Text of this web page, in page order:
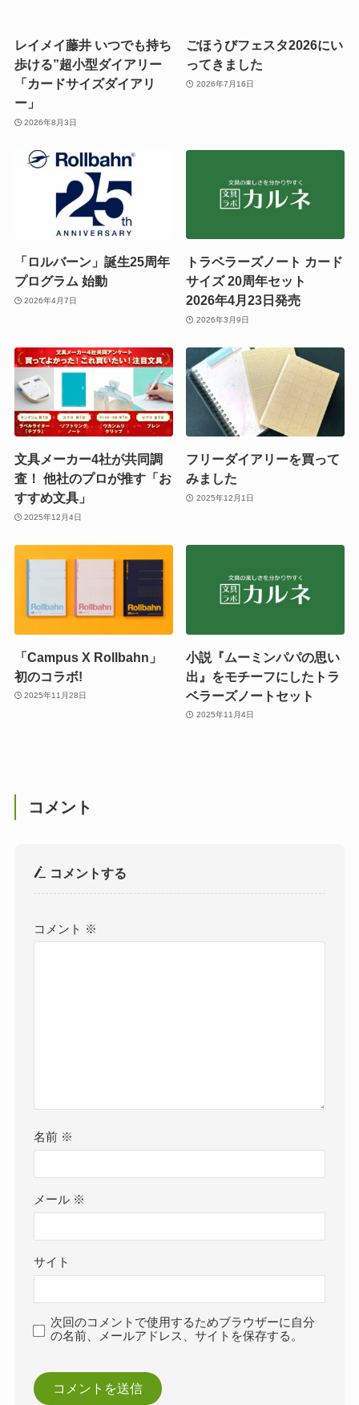
レイメイ藤井 いつでも持ち
歩ける”超小型ダイアリー
「カードサイズダイアリ
ー」
2026年8月3日
ごほうびフェスタ2026にい
ってきました
2026年7月16日
「ロルバーン」誕生25周年
プログラム 始動
2026年4月7日
トラベラーズノート カード
サイズ 20周年セット
2026年4月23日発売
2026年3月9日
文具メーカー4社が共同調
査！ 他社のプロが推す「お
すすめ文具」
2025年12月4日
フリーダイアリーを買って
みました
2025年12月1日
「Campus X Rollbahn」
初のコラボ!
2025年11月28日
小説『ムーミンパパの思い
出』をモチーフにしたトラ
ベラーズノートセット
2025年11月4日
コメント
コメントする
コメント ※
名前 ※
メール ※
サイト
次回のコメントで使用するためブラウザーに自分
の名前、メールアドレス、サイトを保存する。